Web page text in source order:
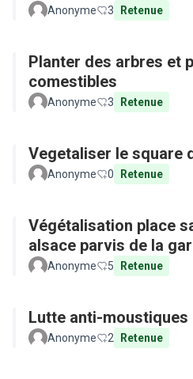
Anonyme 3 Retenue
Planter des arbres et
comestibles
Anonyme 3 Retenue
Vegetaliser le square
Anonyme 0 Retenue
Végétalisation place
alsace parvis de la
Anonyme 5 Retenue
Lutte anti-moustiques
Anonyme 2 Retenue